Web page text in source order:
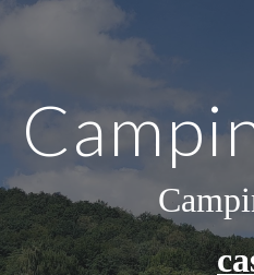
Skip to main